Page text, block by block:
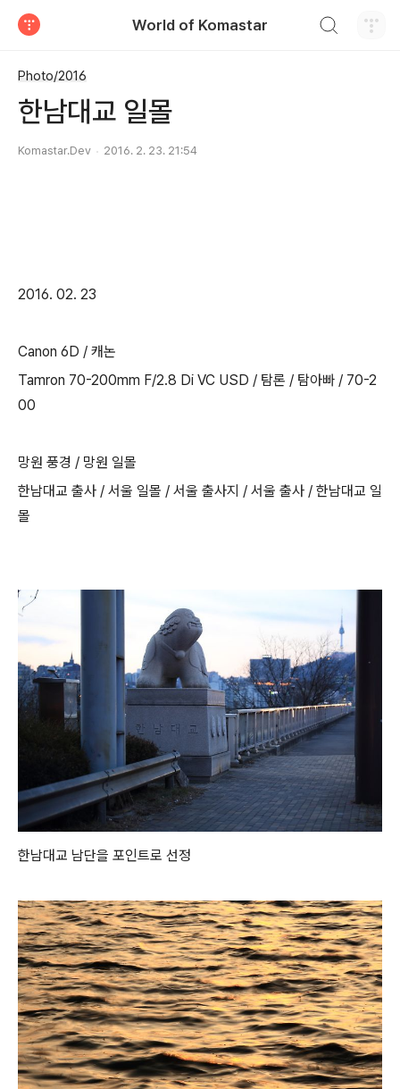
World of Komastar
Photo/2016
한남대교 일몰
Komastar.Dev 2016. 2. 23. 21:54
2016. 02. 23
Canon 6D / 캐논
Tamron 70-200mm F/2.8 Di VC USD / 탐론 / 탐아빠 / 70-2
00
망원 풍경 / 망원 일몰
한남대교 출사 / 서울 일몰 / 서울 출사지 / 서울 출사 / 한남대교 일
몰
한남대교 남단을 포인트로 선정